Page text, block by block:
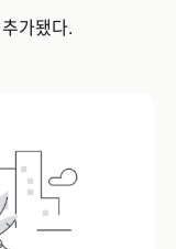
가됐다.